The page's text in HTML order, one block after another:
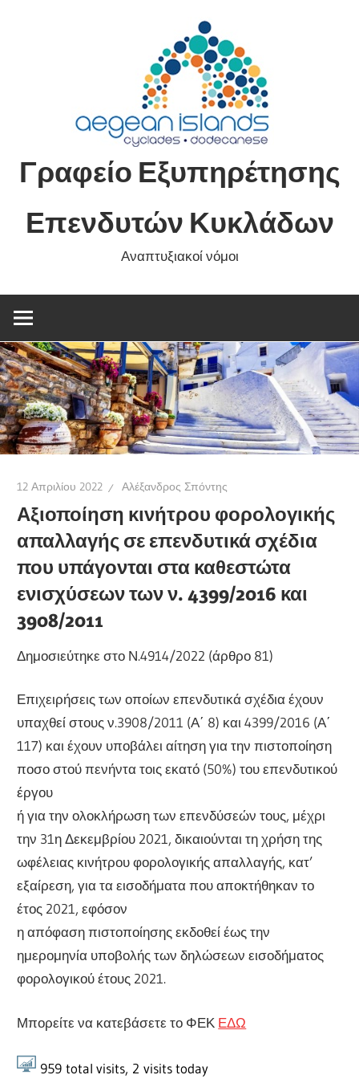
Γραφείο Εξυπηρέτησης
Επενδυτών Κυκλάδων
Αναπτυξιακοί νόμοι
12 Απριλίου 2022 Αλέξανδρος Σπόντης
Αξιοποίηση κινήτρου φορολογικής
απαλλαγής σε επενδυτικά σχέδια
που υπάγονται στα καθεστώτα
ενισχύσεων των ν. 4399/2016 και
3908/2011
Δημοσιεύτηκε στο Ν.4914/2022 (άρθρο 81)
Επιχειρήσεις των οποίων επενδυτικά σχέδια έχουν
υπαχθεί στους ν.3908/2011 (Α΄ 8) και 4399/2016 (Α΄
117) και έχουν υποβάλει αίτηση για την πιστοποίηση
ποσο στού πενήντα τοις εκατό (50%) του επενδυτικού
έργου
ή για την ολοκλήρωση των επενδύσεών τους, μέχρι
την 31η Δεκεμβρίου 2021, δικαιούνται τη χρήση της
ωφέλειας κινήτρου φορολογικής απαλλαγής, κατ’
εξαίρεση, για τα εισοδήματα που αποκτήθηκαν το
έτος 2021, εφόσον
η απόφαση πιστοποίησης εκδοθεί έως την
ημερομηνία υποβολής των δηλώσεων εισοδήματος
φορολογικού έτους 2021.
Μπορείτε να κατεβάσετε το ΦΕΚ ΕΔΩ
959 total visits, 2 visits today